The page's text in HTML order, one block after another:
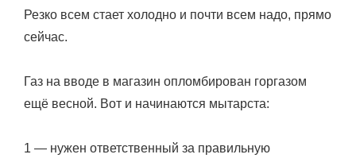
Резко всем стает холодно и почти всем надо, прямо
сейчас.
Газ на вводе в магазин опломбирован горгазом
ещё весной. Вот и начинаются мытарста:
1 — нужен ответственный за правильную